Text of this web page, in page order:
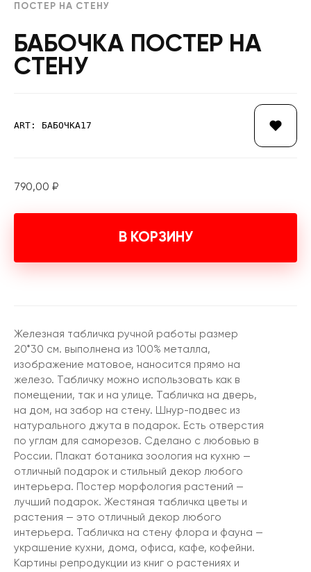
ПОСТЕР НА СТЕНУ
БАБОЧКА ПОСТЕР НА
СТЕНУ
ART: БАБОЧКА17
790,00 ₽
В КОРЗИНУ
Железная табличка ручной работы размер
20*30 см. выполнена из 100% металла,
изображение матовое, наносится прямо на
железо. Табличку можно использовать как в
помещении, так и на улице. Табличка на дверь,
на дом, на забор на стену. Шнур-подвес из
натурального джута в подарок. Есть отверстия
по углам для саморезов. Сделано с любовью в
России. Плакат ботаника зоология на кухню —
отличный подарок и стильный декор любого
интерьера. Постер морфология растений —
лучший подарок. Жестяная табличка цветы и
растения — это отличный декор любого
интерьера. Табличка на стену флора и фауна —
украшение кухни, дома, офиса, кафе, кофейни.
Картины репродукции из книг о растениях и